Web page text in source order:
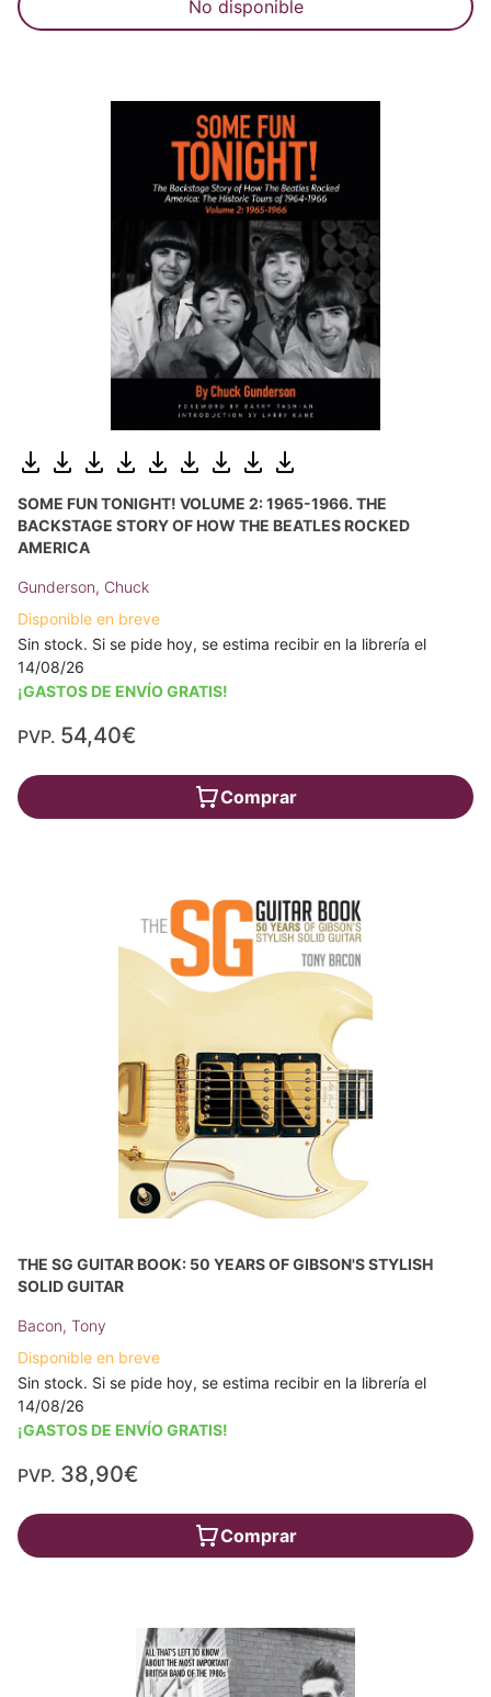
No disponible
SOME FUN TONIGHT! VOLUME 2: 1965-1966. THE
BACKSTAGE STORY OF HOW THE BEATLES ROCKED
AMERICA
Gunderson, Chuck
Disponible en breve
Sin stock. Si se pide hoy, se estima recibir en la librería el
14/08/26
¡GASTOS DE ENVÍO GRATIS!
PVP. 54,40€
Comprar
THE SG GUITAR BOOK: 50 YEARS OF GIBSON'S STYLISH
SOLID GUITAR
Bacon, Tony
Disponible en breve
Sin stock. Si se pide hoy, se estima recibir en la librería el
14/08/26
¡GASTOS DE ENVÍO GRATIS!
PVP. 38,90€
Comprar